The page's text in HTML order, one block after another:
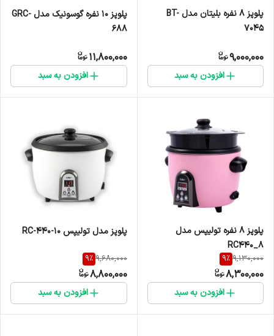
پلوپز 8 نفره بلیتان مدل BT-
7045
9,000,000
افزودن به سبد
پلوپز 10 نفره گوسونیک مدل GRC-
688
11,800,000
افزودن به سبد
پلوپز 8 نفره تولیپس مدل
RC440_8
9,130,000
9%
8,300,000
افزودن به سبد
پلوپز مدل تولیپس RC-440-10
9,680,000
9%
8,800,000
افزودن به سبد